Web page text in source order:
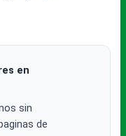
en
sin
de